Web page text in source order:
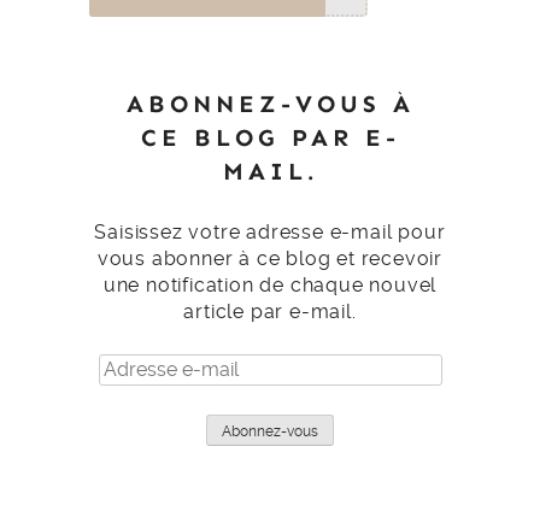
ABONNEZ-VOUS À
CE BLOG PAR E-
MAIL.
Saisissez votre adresse e-mail pour
vous abonner à ce blog et recevoir
une notification de chaque nouvel
article par e-mail.
Adresse
e-
Abonnez-vous